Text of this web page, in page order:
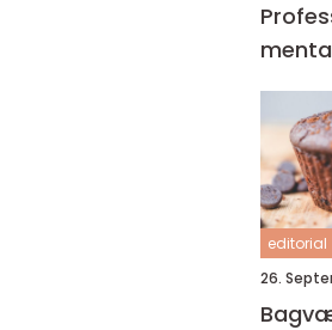
editorial
26.